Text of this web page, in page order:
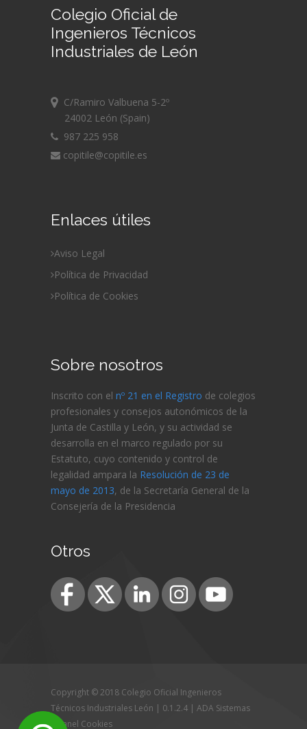
Colegio Oficial de
Ingenieros Técnicos
Industriales de León
C/Ramiro Valbuena 5-2º
24002 León (Spain)
987 225 958
copitile@copitile.es
Enlaces útiles
Aviso Legal
Política de Privacidad
Política de Cookies
Sobre nosotros
Inscrito con el nº 21 en el Registro de colegios
profesionales y consejos autonómicos de la
Junta de Castilla y León, y su actividad se
desarrolla en el marco regulado por su
Estatuto, cuyo contenido y control de
legalidad ampara la Resolución de 23 de
mayo de 2013, de la Secretaría General de la
Consejería de la Presidencia
Otros
Copyright © 2018 Colegio Oficial Ingenieros
Técnicos Industriales León | 0.1.2.4 | ADA Sistemas
Panel Cookies